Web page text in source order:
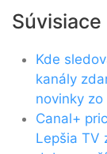
Kde
kanály
novinky
Canal+
Lepšia TV